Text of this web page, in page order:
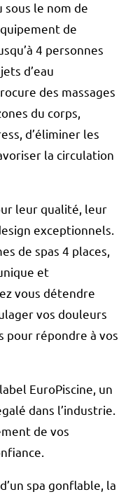
sous le nom de
de
4 personnes
d’eau
des massages
du corps,
d’éliminer les
la circulation
leur qualité, leur
exceptionnels.
de spas 4 places,
et
vous détendre
vos douleurs
pour répondre à vos
EuroPiscine, un
dans l’industrie.
de vos
spa gonflable, la